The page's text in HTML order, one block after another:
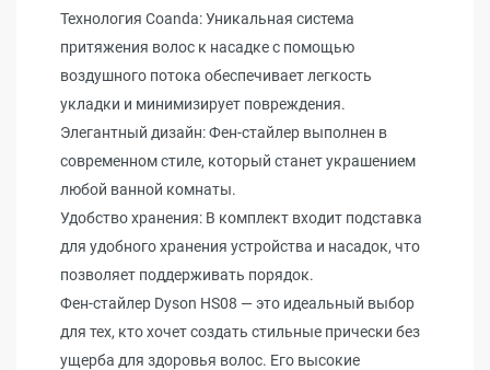
Технология Coanda: Уникальная система
притяжения волос к насадке с помощью
воздушного потока обеспечивает легкость
укладки и минимизирует повреждения.
Элегантный дизайн: Фен-стайлер выполнен в
современном стиле, который станет украшением
любой ванной комнаты.
Удобство хранения: В комплект входит подставка
для удобного хранения устройства и насадок, что
позволяет поддерживать порядок.
Фен-стайлер Dyson HS08 — это идеальный выбор
для тех, кто хочет создать стильные прически без
ущерба для здоровья волос. Его высокие